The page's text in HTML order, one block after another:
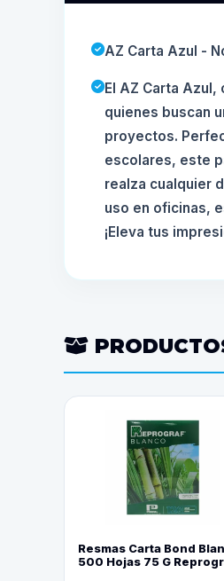
AZ Carta Azul -
El AZ Carta
quienes buscan
proyectos.
escolares, este
realza cualquier
uso en oficinas,
¡Eleva tus
Resmas Carta Bond
500 Hojas 75 G